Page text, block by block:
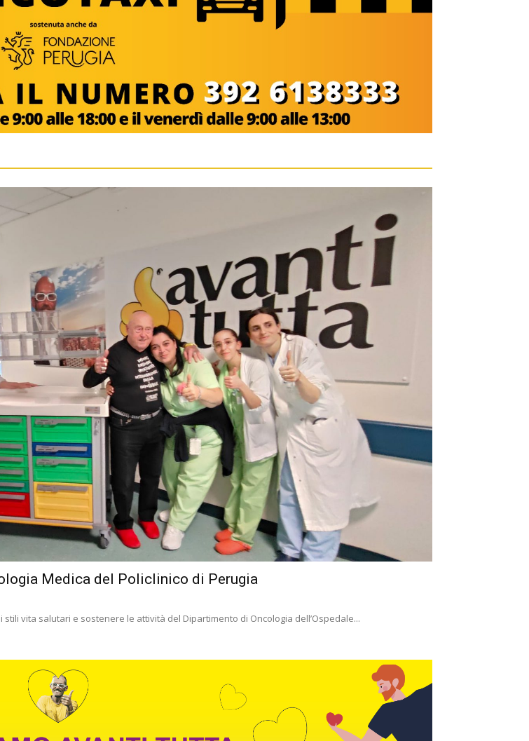
Medica del Policlinico di Perugia
vita salutari e sostenere le attività del Dipartimento di Oncologia dell’Ospedale...